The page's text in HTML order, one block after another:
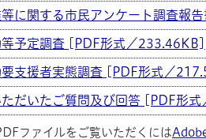
に関する市民アンケート調査
等予定調査 [PDF形式／233.46KB]
要支援者実態調査 [PDF形式／
だいたご質問及び回答 [PDF形式
ファイルをご覧いただくには